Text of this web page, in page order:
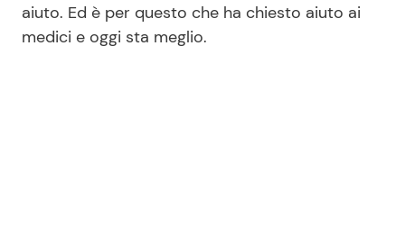
aiuto. Ed è per questo che ha chiesto aiuto ai
medici e oggi sta meglio.